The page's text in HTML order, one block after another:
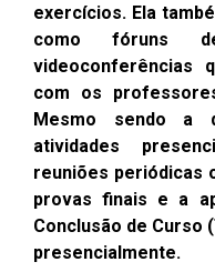
exercícios. Ela
como fóruns
videoconferências
com os
Mesmo sendo a
atividades
reuniões periódicas
provas finais e a
Conclusão de Curso
presencialmente.